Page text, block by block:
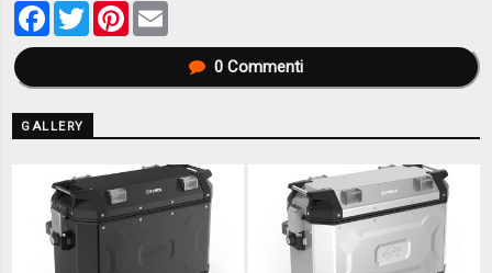
Facebook
TwitterPinterest
0Commenti
GALLERY